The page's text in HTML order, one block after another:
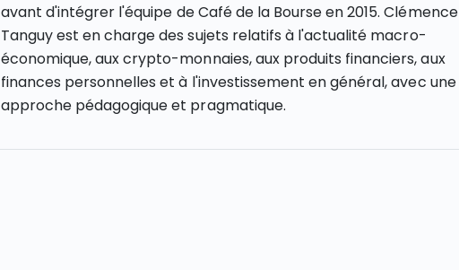
avant d'intégrer l'équipe de Café de la Bourse en 2015. Clémence
Tanguy est en charge des sujets relatifs à l'actualité macro-
économique, aux crypto-monnaies, aux produits financiers, aux
finances personnelles et à l'investissement en général, avec une
approche pédagogique et pragmatique.